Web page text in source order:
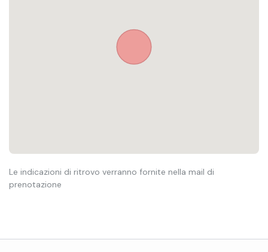
Le indicazioni di ritrovo verranno fornite nella mail di
prenotazione